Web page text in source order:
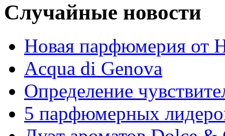
Случайные новости
Новая парфюмерия от
Acqua di Genova
Определение
5 парфюмерных